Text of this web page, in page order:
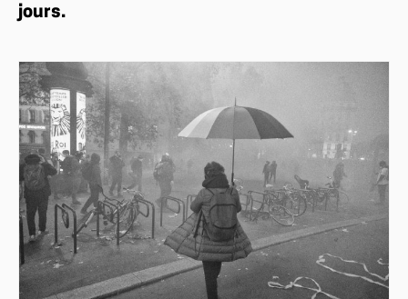
jours.